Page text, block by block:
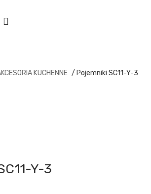
KUCHENNE / Pojemniki SC11-Y-3
Y-3